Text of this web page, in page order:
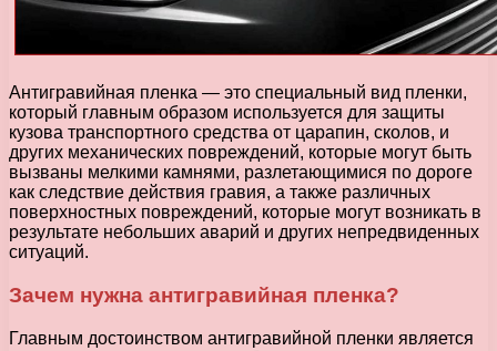
Антигравийная пленка — это специальный вид пленки,
который главным образом используется для защиты
кузова транспортного средства от царапин, сколов, и
других механических повреждений, которые могут быть
вызваны мелкими камнями, разлетающимися по дороге
как следствие действия гравия, а также различных
поверхностных повреждений, которые могут возникать в
результате небольших аварий и других непредвиденных
ситуаций.
Зачем нужна антигравийная пленка?
Главным достоинством антигравийной пленки является